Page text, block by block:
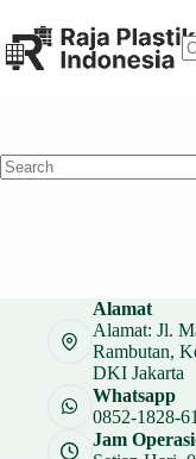
to
content
Alamat
Alamat: Jl.
Rambutan,
DKI Jakarta
Whatsapp
0852-1828-
Jam